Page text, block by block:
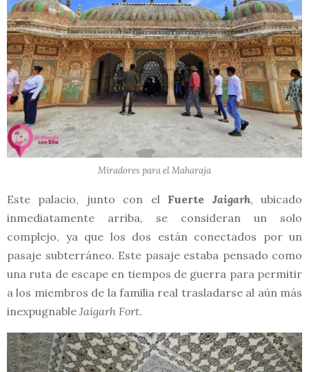
Miradores para el Maharaja
Este palacio, junto con el Fuerte Jaigarh, ubicado
inmediatamente arriba, se consideran un solo
complejo, ya que los dos están conectados por un
pasaje subterráneo. Este pasaje estaba pensado como
una ruta de escape en tiempos de guerra para permitir
a los miembros de la familia real trasladarse al aún más
inexpugnable Jaigarh Fort.